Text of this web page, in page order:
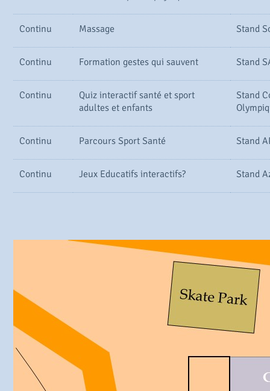
Continu Massage Stand
Continu Formation gestes qui sauvent Stand
Continu
Quiz interactif santé et sport
adultes et enfants
Stand
Continu Parcours Sport Santé Stand
Continu Jeux Educatifs interactifs? Stand